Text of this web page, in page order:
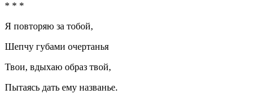
* * *
Я повторяю за тобой,
Шепчу губами очертанья
Твои, вдыхаю образ твой,
Пытаясь дать ему названье.